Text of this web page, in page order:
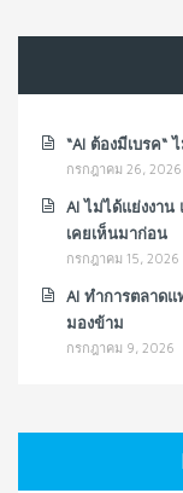
“AI ต้องมีเบรค“
กรกฎาคม 26, 2026
AI ไม่ได้แย่งงาน
เคยเห็นมาก่อน
กรกฎาคม 15, 2026
AI ทำการตลาด
มองข้าม
กรกฎาคม 9, 2026